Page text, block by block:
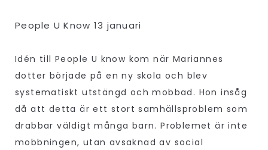
People U Know 13 januari
Idén till People U know kom när Mariannes
dotter började på en ny skola och blev
systematiskt utstängd och mobbad. Hon insåg
då att detta är ett stort samhällsproblem som
drabbar väldigt många barn. Problemet är inte
mobbningen, utan avsaknad av social